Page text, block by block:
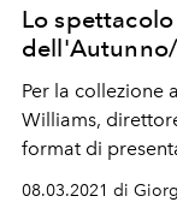
Lo
Per la collezione
Williams,
format di
08.03.2021 di